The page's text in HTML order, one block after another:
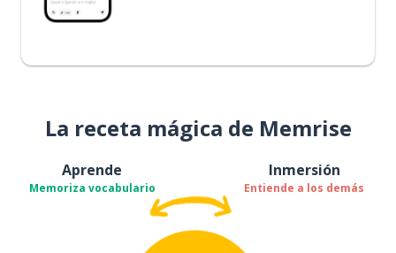
La receta mágica de Memrise
Aprende
Memoriza vocabulario
Inmersión
Entiende a los demás